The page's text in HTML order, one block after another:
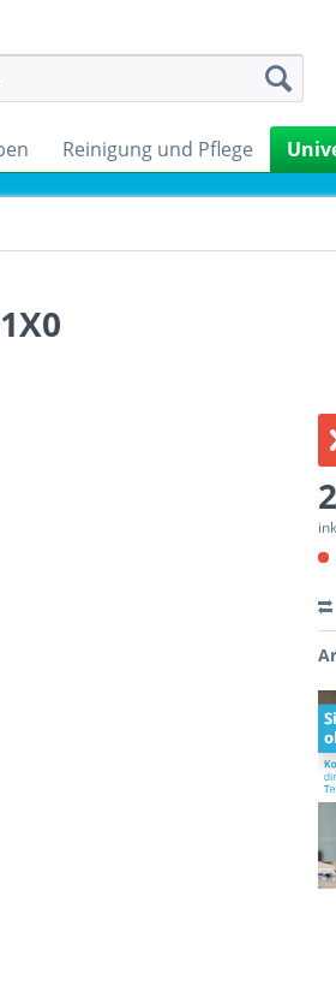
Reinigung und Pflege